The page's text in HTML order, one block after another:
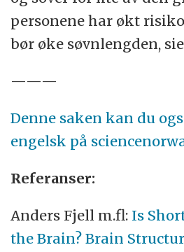
personene har økt
bør øke søvnlengden,
———
Denne saken kan du
engelsk på
Referanser:
Anders Fjell m.fl: Is
the Brain? Brain